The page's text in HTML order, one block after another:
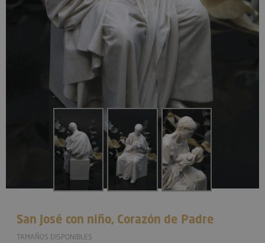
San José con niño, Corazón de Padre
TAMAÑOS DISPONIBLES